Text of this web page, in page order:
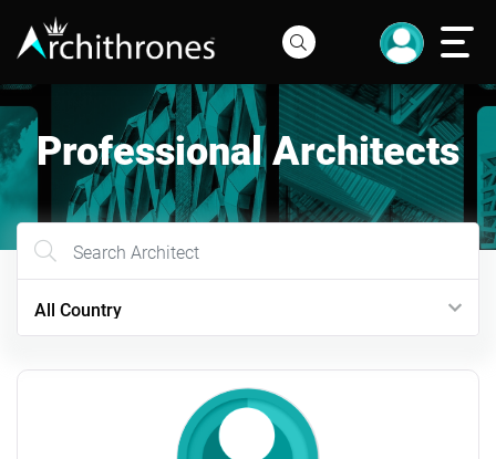
Professional Architects